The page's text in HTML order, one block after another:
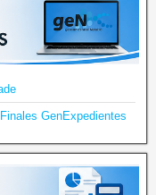
GenExpedientes